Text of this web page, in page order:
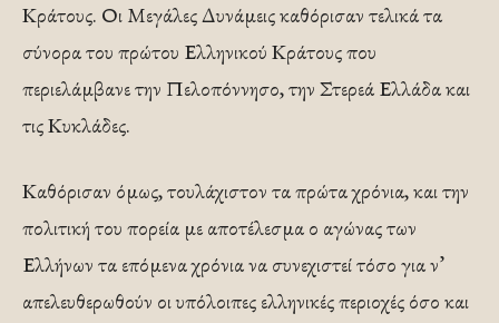
Κράτους. Οι Μεγάλες Δυνάμεις καθόρισαν τελικά τα
σύνορα του πρώτου Ελληνικού Κράτους που
περιελάμβανε την Πελοπόννησο, την Στερεά Ελλάδα και
τις Κυκλάδες.
Καθόρισαν όμως, τουλάχιστον τα πρώτα χρόνια, και την
πολιτική του πορεία με αποτέλεσμα ο αγώνας των
Ελλήνων τα επόμενα χρόνια να συνεχιστεί τόσο για ν’
απελευθερωθούν οι υπόλοιπες ελληνικές περιοχές όσο και